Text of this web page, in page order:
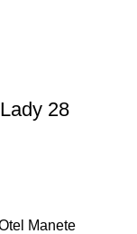
28
Manete